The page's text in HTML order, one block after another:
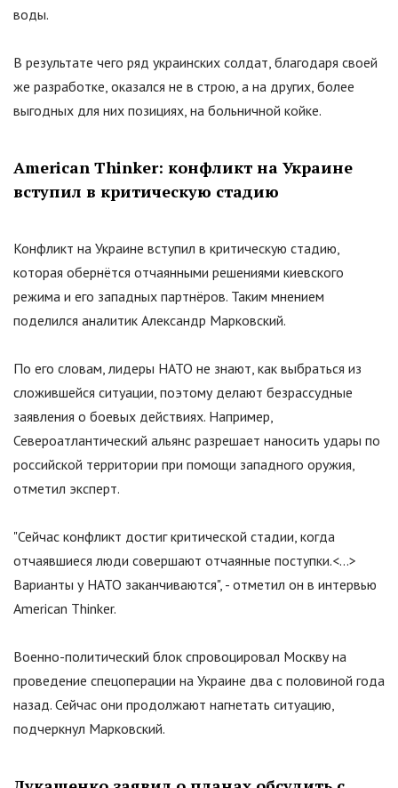
воды.
В результате чего ряд украинских солдат, благодаря своей
же разработке, оказался не в строю, а на других, более
выгодных для них позициях, на больничной койке.
American Thinker: конфликт на Украине
вступил в критическую стадию
Конфликт на Украине вступил в критическую стадию,
которая обернётся отчаянными решениями киевского
режима и его западных партнёров. Таким мнением
поделился аналитик Александр Марковский.
По его словам, лидеры НАТО не знают, как выбраться из
сложившейся ситуации, поэтому делают безрассудные
заявления о боевых действиях. Например,
Североатлантический альянс разрешает наносить удары по
российской территории при помощи западного оружия,
отметил эксперт.
"Сейчас конфликт достиг критической стадии, когда
отчаявшиеся люди совершают отчаянные поступки.<…>
Варианты у НАТО заканчиваются", - отметил он в интервью
American Thinker.
Военно-политический блок спровоцировал Москву на
проведение спецоперации на Украине два с половиной года
назад. Сейчас они продолжают нагнетать ситуацию,
подчеркнул Марковский.